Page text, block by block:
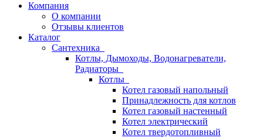
Компания
О компании
Отзывы клиентов
Каталог
Сантехника
Котлы, Дымоходы, Водонагреватели,
Радиаторы
Котлы
Котел газовый напольный
Принадлежность для котлов
Котел газовый настенный
Котел электрический
Котел твердотопливный